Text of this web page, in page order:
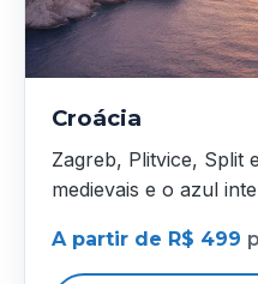
Croácia
Zagreb, Plitvice, Split
medievais e o azul
A partir de R$ 499